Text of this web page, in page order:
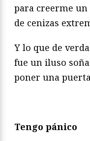
para creerme un
de cenizas
Y lo que de
fue un iluso
poner una
Tengo pánico